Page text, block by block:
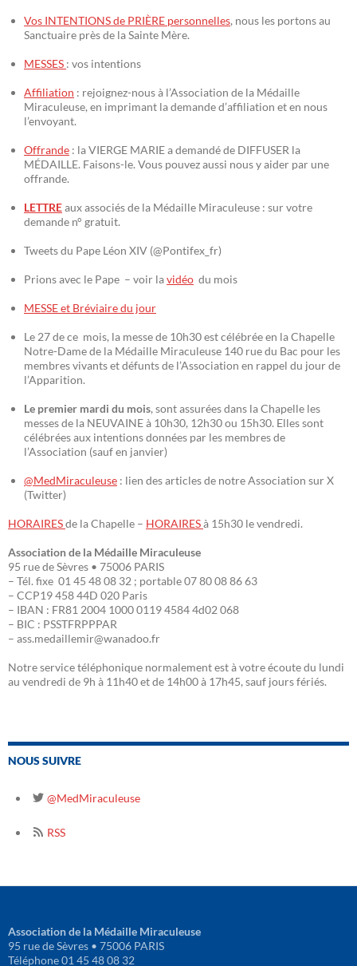
Vos INTENTIONS de PRIÈRE personnelles, nous les portons au
Sanctuaire près de la Sainte Mère.
MESSES : vos intentions
Affiliation : rejoignez-nous à l’Association de la Médaille
Miraculeuse, en imprimant la demande d’affiliation et en nous
l’envoyant.
Offrande : la VIERGE MARIE a demandé de DIFFUSER la
MÉDAILLE. Faisons-le. Vous pouvez aussi nous y aider par une
offrande.
LETTREaux associés de la Médaille Miraculeuse : sur votre
demande n° gratuit.
Tweets du Pape Léon XIV (@Pontifex_fr)
Prions avec le Pape – voir lavidéo du mois
MESSE et Bréviaire du jour
Le 27 de ce mois, la messe de 10h30 est célébrée en la Chapelle
Notre-Dame de la Médaille Miraculeuse 140 rue du Bac pour les
membres vivants et défunts de l’Association en rappel du jour de
l’Apparition.
Le premier mardi du mois, sont assurées dans la Chapelle les
messes de la NEUVAINE à 10h30, 12h30 ou 15h30. Elles sont
célébrées aux intentions données par les membres de
l’Association (sauf en janvier)
@MedMiraculeuse : lien des articles de notre Association sur X
(Twitter)
HORAIRESde la Chapelle – HORAIRESà 15h30 le vendredi.
Association de la Médaille Miraculeuse
95 rue de Sèvres • 75006 PARIS
– Tél. fixe 01 45 48 08 32 ; portable 07 80 08 86 63
– CCP19 458 44D 020 Paris
– IBAN : FR81 2004 1000 0119 4584 4d02 068
– BIC : PSSTFRPPPAR
– ass.medaillemir@wanadoo.fr
Notre service téléphonique normalement est à votre écoute du lundi
au vendredi de 9h à 11h40 et de 14h00 à 17h45, sauf jours fériés.
NOUS SUIVRE
@MedMiraculeuse
RSS
Association de la Médaille Miraculeuse
95 rue de Sèvres • 75006 PARIS
Téléphone 01 45 48 08 32